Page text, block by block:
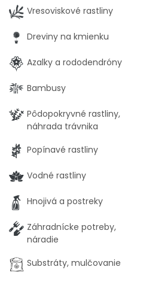
Vresoviskové rastliny
Dreviny na kmienku
Azalky a rododendróny
Bambusy
Pôdopokryvné rastliny,
náhrada trávnika
Popínavé rastliny
Vodné rastliny
Hnojivá a postreky
Záhradnícke potreby,
náradie
Substráty, mulčovanie